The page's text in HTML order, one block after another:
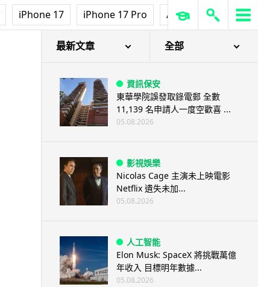
iPhone 17 iPhone 17 Pro AirPods Pro 3
最新文章 全部
資訊保安
東華學院誤發取錄電郵 全數
11,139 名申請人一度空歡喜 ...
05.08.2026
影視娛樂
Nicolas Cage 主演未上映電影
Netflix 遺失未加...
05.08.2026
人工智能
Elon Musk: SpaceX 將挑戰萬億
年收入 目標明年數據...
05.08.2026